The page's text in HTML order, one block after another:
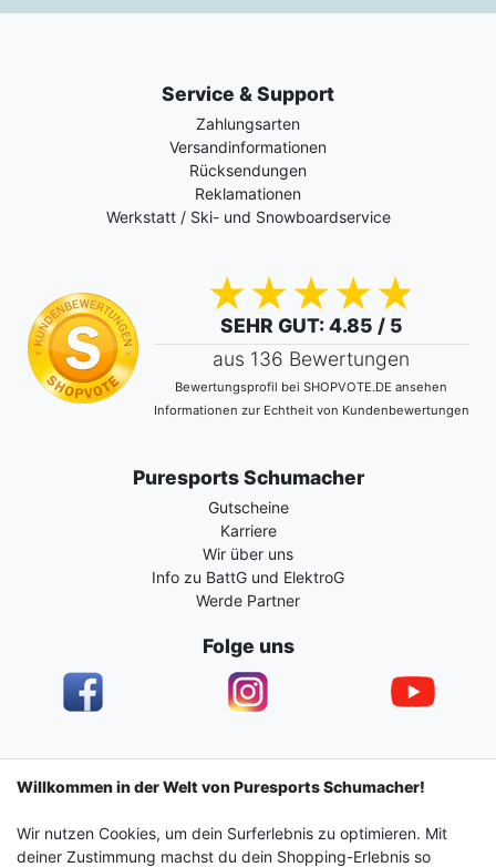
Service & Support
Zahlungsarten
Versandinformationen
Rücksendungen
Reklamationen
Werkstatt / Ski- und Snowboardservice
SEHR GUT: 4.85 / 5
aus 136 Bewertungen
Bewertungsprofil bei SHOPVOTE.DE ansehen
Informationen zur Echtheit von Kundenbewertungen
Puresports Schumacher
Gutscheine
Karriere
Wir über uns
Info zu BattG und ElektroG
Werde Partner
Folge uns
Impressum Daten­schutz­erklärung AGB
Barrierefreiheitserklärung Widerrufs­recht
Willkommen in der Welt von Puresports Schumacher!
Wir nutzen Cookies, um dein Surferlebnis zu optimieren. Mit
deiner Zustimmung machst du dein Shopping-Erlebnis so